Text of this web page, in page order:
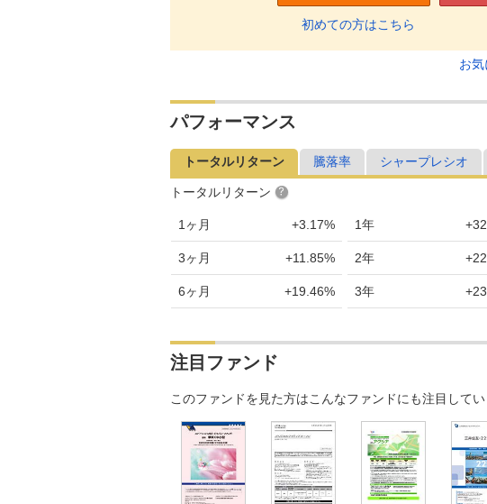
初めての方はこちら
お
パフォーマンス
トータルリターン 騰落率 シャープレシオ
トータルリターン
1ヶ月 +3.17%
3ヶ月 +11.85%
6ヶ月 +19.46%
1年
2年
3年
注目ファンド
このファンドを見た方はこんなファンドにも注目して